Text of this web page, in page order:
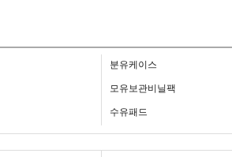
분유케이스
모유보관비닐팩
수유패드